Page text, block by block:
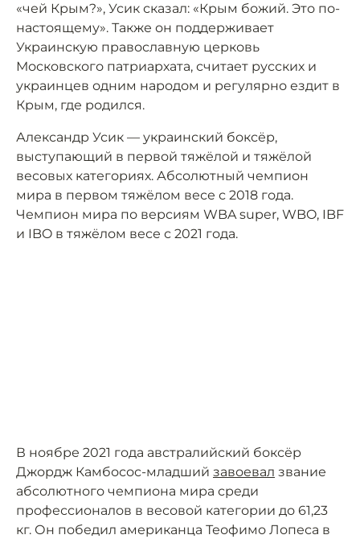
«чей Крым?», Усик сказал: «Крым божий. Это по-
настоящему». Также он поддерживает
Украинскую православную церковь
Московского патриархата, считает русских и
украинцев одним народом и регулярно ездит в
Крым, где родился.
Александр Усик — украинский боксёр,
выступающий в первой тяжёлой и тяжёлой
весовых категориях. Абсолютный чемпион
мира в первом тяжёлом весе с 2018 года.
Чемпион мира по версиям WBA super, WBO, IBF
и IBO в тяжёлом весе с 2021 года.
В ноябре 2021 года австралийский боксёр
Джордж Камбосос-младший завоевал звание
абсолютного чемпиона мира среди
профессионалов в весовой категории до 61,23
кг. Он победил американца Теофимо Лопеса в